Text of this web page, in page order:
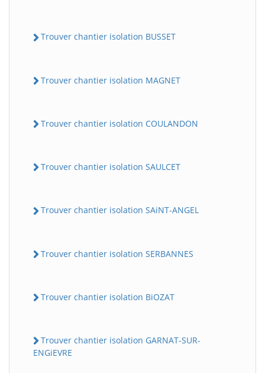
Trouver chantier isolation BUSSET
Trouver chantier isolation MAGNET
Trouver chantier isolation COULANDON
Trouver chantier isolation SAULCET
Trouver chantier isolation SAiNT-ANGEL
Trouver chantier isolation SERBANNES
Trouver chantier isolation BiOZAT
Trouver chantier isolation GARNAT-SUR-
ENGiEVRE